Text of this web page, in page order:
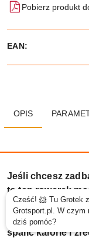
Pobierz produkt
EAN:
OPIS
Jeśli chcesz
to ten rowerek
rozwiązaniem.
mięśni,
spalić kalorie i